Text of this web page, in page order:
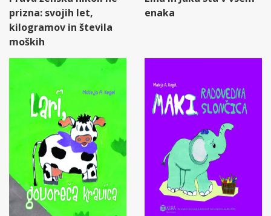
prizna: svojih let,
kilogramov in števila
moških
enaka